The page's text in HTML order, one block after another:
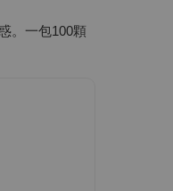
。一包100顆